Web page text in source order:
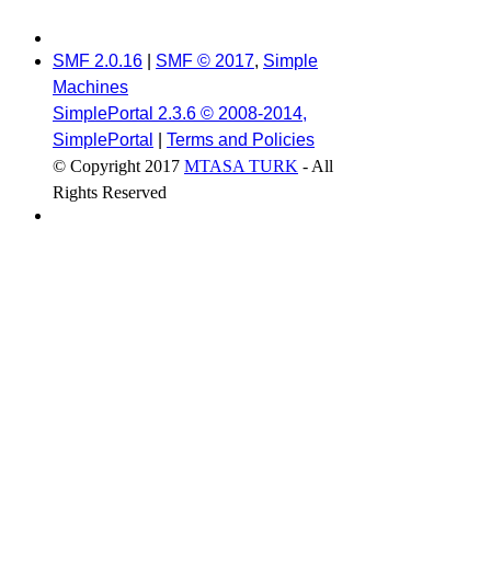
SMF 2.0.16 SMF © 2017, Simple
Machines
SimplePortal 2.3.6 © 2008-2014,
SimplePortal
Terms and Policies
© Copyright 2017 MTASA TURK - All
Rights Reserved